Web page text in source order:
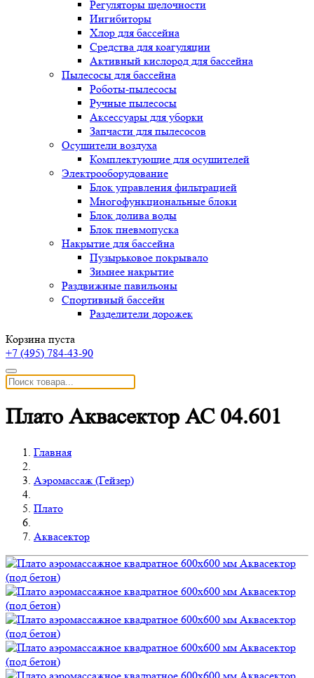
Регуляторы щелочности
Ингибиторы
Хлор для бассейна
Средства для коагуляции
Активный кислород для бассейна
Пылесосы для бассейна
Роботы-пылесосы
Ручные пылесосы
Аксессуары для уборки
Запчасти для пылесосов
Осушители воздуха
Комплектующие для осушителей
Электрооборудование
Блок управления фильтрацией
Многофункциональные блоки
Блок долива воды
Блок пневмопуска
Накрытие для бассейна
Пузырьковое покрывало
Зимнее накрытие
Раздвижные павильоны
Спортивный бассейн
Разделители дорожек
Корзина пуста
+7 (495) 784-43-90
Плато Аквасектор АС 04.601
Главная
Аэромассаж (Гейзер)
Плато
Аквасектор